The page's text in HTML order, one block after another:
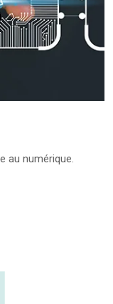
au numérique.